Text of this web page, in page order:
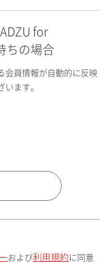
for
ちの場合
会員情報が自動的に反映
います。
および利用規約 に同意